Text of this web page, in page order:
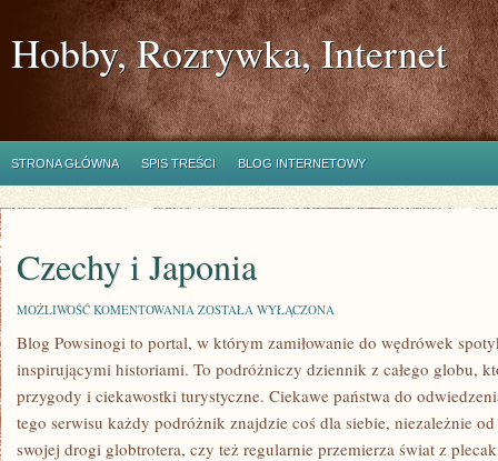
Hobby, Rozrywka, Internet
STRONA GŁÓWNA SPIS TREŚCI BLOG INTERNETOWY
Czechy i Japonia
MOŻLIWOŚĆ KOMENTOWANIA CZECHY
JAPONIA
ZOSTAŁA WYŁĄCZONA
Blog Powsinogi to portal, w którym zamiłowanie do wędrówek
inspirującymi historiami. To podróżniczy dziennik z całego globu,
przygody i ciekawostki turystyczne. Ciekawe państwa do
tego serwisu każdy podróżnik znajdzie coś dla siebie, niezależnie
swojej drogi globtrotera, czy też regularnie przemierza świat z